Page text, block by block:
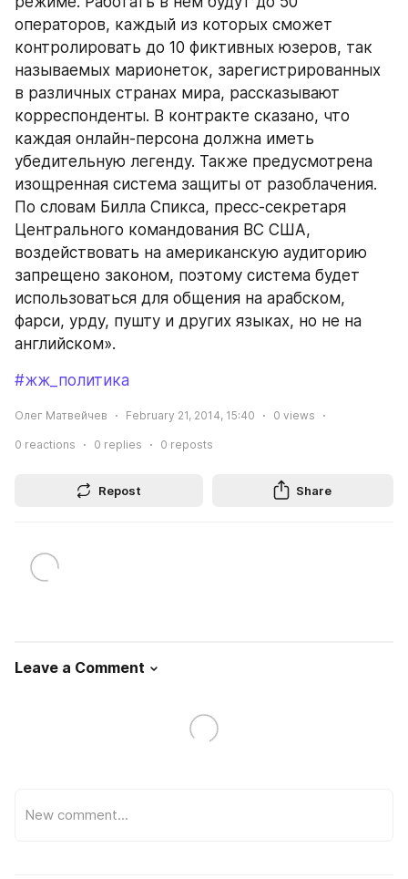
операторов, каждый из которых сможет
контролировать до 10 фиктивных юзеров, так
называемых марионеток, зарегистрированных
в различных странах мира, рассказывают
корреспонденты. В контракте сказано, что
каждая онлайн-персона должна иметь
убедительную легенду. Также предусмотрена
изощренная система защиты от разоблачения.
По словам Билла Спикса, пресс-секретаря
Центрального командования ВС США,
воздействовать на американскую аудиторию
запрещено законом, поэтому система будет
использоваться для общения на арабском,
фарси, урду, пушту и других языках, но не на
английском».
#жж_политика
Олег Матвейчев February 21, 2014, 15:40 0 views
0 reactions 0 replies 0 reposts
Repost Share
Leave a Comment